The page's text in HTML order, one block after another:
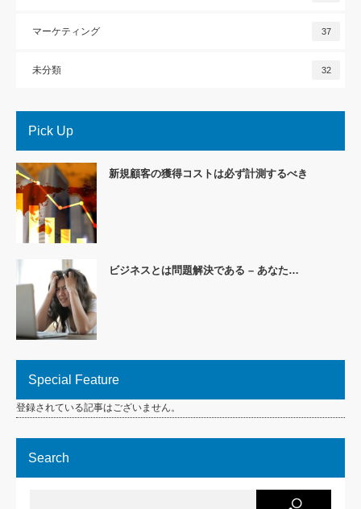
マーケティング 37
未分類 32
Pick Up
新規顧客の獲得コストは必ず計測するべき
ビジネスとは問題解決である – あなた…
Special Feature
登録されている記事はございません。
Search